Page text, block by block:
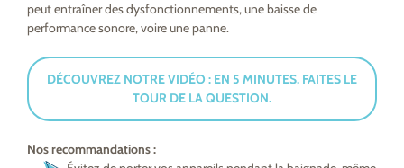
peut entraîner des dysfonctionnements, une baisse de
performance sonore, voire une panne.
DÉCOUVREZ NOTRE VIDÉO : EN 5 MINUTES, FAITES LE
TOUR DE LA QUESTION.
Nos recommandations :